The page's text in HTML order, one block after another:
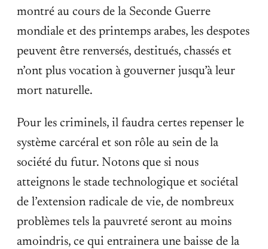
montré au cours de la Seconde Guerre
mondiale et des printemps arabes, les despotes
peuvent être renversés, destitués, chassés et
n’ont plus vocation à gouverner jusqu’à leur
mort naturelle.
Pour les criminels, il faudra certes repenser le
système carcéral et son rôle au sein de la
société du futur. Notons que si nous
atteignons le stade technologique et sociétal
de l’extension radicale de vie, de nombreux
problèmes tels la pauvreté seront au moins
amoindris, ce qui entrainera une baisse de la